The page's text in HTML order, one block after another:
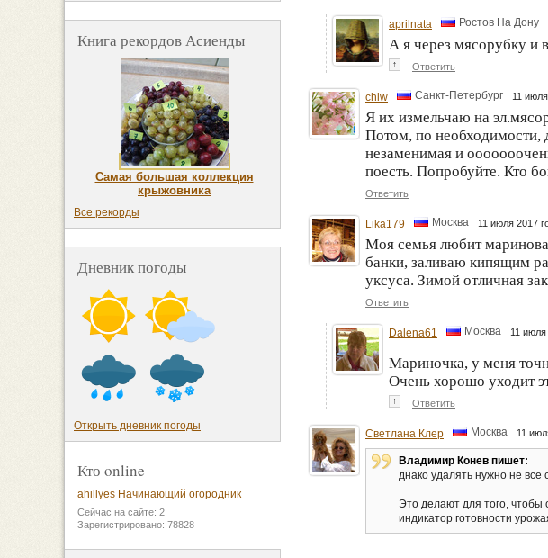
aprilnata Ростов На Дону
А я через мясорубку и
↑ Ответить
chiw Санкт-Петербург 11
Я их измельчаю на
Потом, по необходимости,
незаменимая и
поесть. Попробуйте. Кто
Ответить
Lika179 Москва 11 июля 2017
Моя семья любит
банки, заливаю кипящим
уксуса. Зимой отличная
Ответить
Dalena61 Москва 11
Мариночка, у меня
Очень хорошо уходит
↑ Ответить
Светлана Клер Москва 11
Владимир Конев пишет:
днако удалять нужно не все
Это делают для того, чтобы
индикатор готовности
Книга рекордов Асиенды
Самая большая коллекция
крыжовника
Все рекорды
Дневник погоды
Открыть дневник погоды
Кто online
ahillyes Начинающий огородник
Сейчас на сайте: 2
Зарегистрировано: 78828